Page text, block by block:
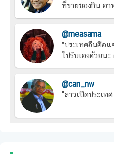
ที่ขายของกิน อา
@measama
"ประเทศอื่นคือ
ไปรับเองด้วยน
@can_nw
"ลาวเปิดประเ